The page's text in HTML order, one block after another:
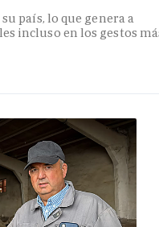
país, lo que genera a
incluso en los gestos